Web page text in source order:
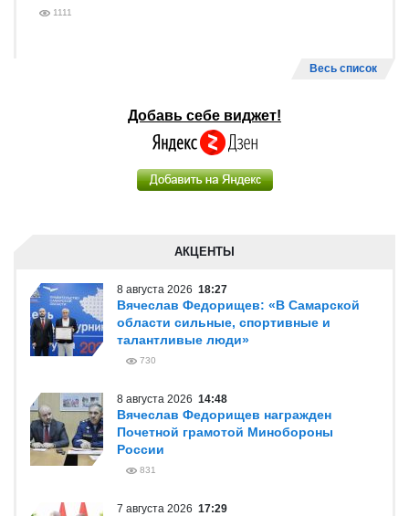
1111
Весь список
Добавь себе виджет!
АКЦЕНТЫ
8 августа 2026 18:27
Вячеслав Федорищев: «В Самарской
области сильные, спортивные и
талантливые люди»
730
8 августа 2026 14:48
Вячеслав Федорищев награжден
Почетной грамотой Минобороны
России
831
7 августа 2026 17:29